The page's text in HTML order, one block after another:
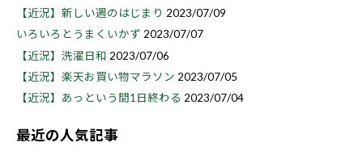
【近況】新しい週のはじまり 2023/07/09
いろいろとうまくいかず 2023/07/07
【近況】洗濯日和 2023/07/06
【近況】楽天お買い物マラソン 2023/07/05
【近況】あっという間1日終わる 2023/07/04
最近の人気記事